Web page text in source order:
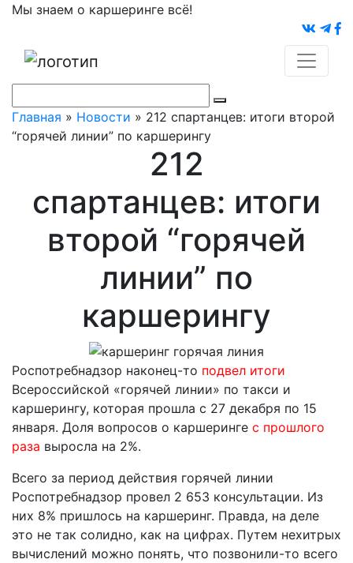
Мы знаем о каршеринге всё!
Главная » Новости » 212 спартанцев: итоги второй
“горячей линии” по каршерингу
212
спартанцев: итоги
второй “горячей
линии” по
каршерингу
Роспотребнадзор наконец-то подвел итоги
Всероссийской «горячей линии» по такси и
каршерингу, которая прошла с 27 декабря по 15
января. Доля вопросов о каршеринге с прошлого
раза выросла на 2%.
Всего за период действия горячей линии
Роспотребнадзор провел 2 653 консультации. Из
них 8% пришлось на каршеринг. Правда, на деле
это не так солидно, как на цифрах. Путем нехитрых
вычислений можно понять, что позвонили-то всего